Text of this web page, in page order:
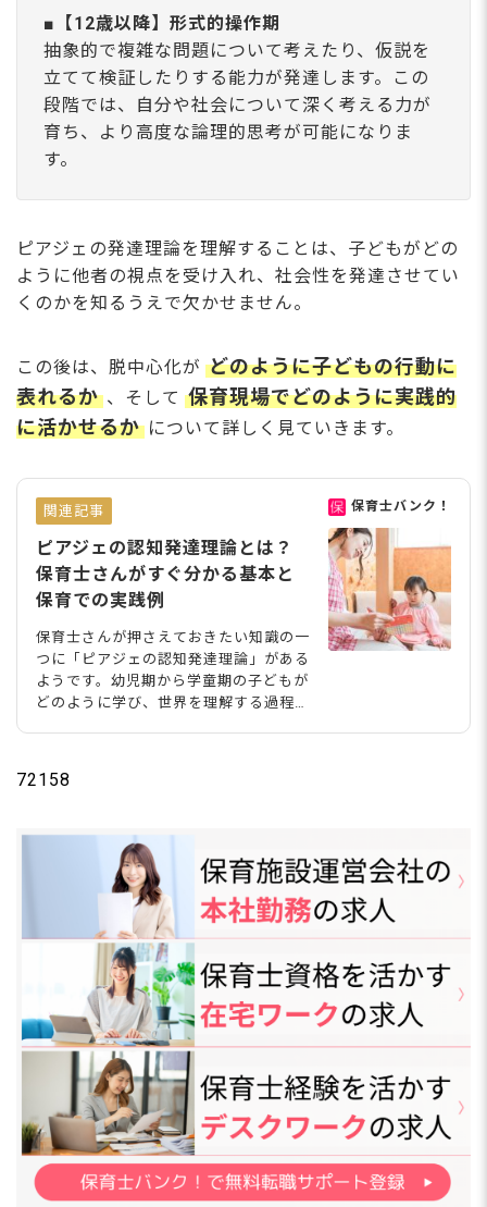
■【12歳以降】形式的操作期
抽象的で複雑な問題について考えたり、仮説を
立てて検証したりする能力が発達します。この
段階では、自分や社会について深く考える力が
育ち、より高度な論理的思考が可能になりま
す。
ピアジェの発達理論を理解することは、子どもがどの
ように他者の視点を受け入れ、社会性を発達させてい
くのかを知るうえで欠かせません。
この後は、脱中心化が どのように子どもの行動に
表れるか 、そして 保育現場でどのように実践的
に活かせるか について詳しく見ていきます。
関連記事
ピアジェの認知発達理論とは？
保育士さんがすぐ分かる基本と
保育での実践例
保育士さんが押さえておきたい知識の一
つに「ピアジェの認知発達理論」がある
ようです。幼児期から学童期の子どもが
どのように学び、世界を理解する過程を
ジェの理論を紹介し、それを保育の現場
説します。 ピアジェとは？保育に役立
つ心理学からの視点 ジャン・ピアジェ
は、19世紀から20世紀にかけて活躍し
たスイスの心理学者・教育学者です。現
代においては「発達心理学の父」と呼ば
れることもあるようです。 子どもの認
知発達に関する研究を行ない、世界中で
広く認知される独自の理
保育士バンク！
72158